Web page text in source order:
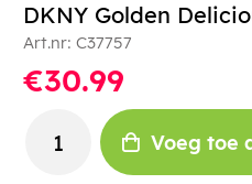
DKNY Golden
Art.nr: C37757
€30.99
Voeg toe